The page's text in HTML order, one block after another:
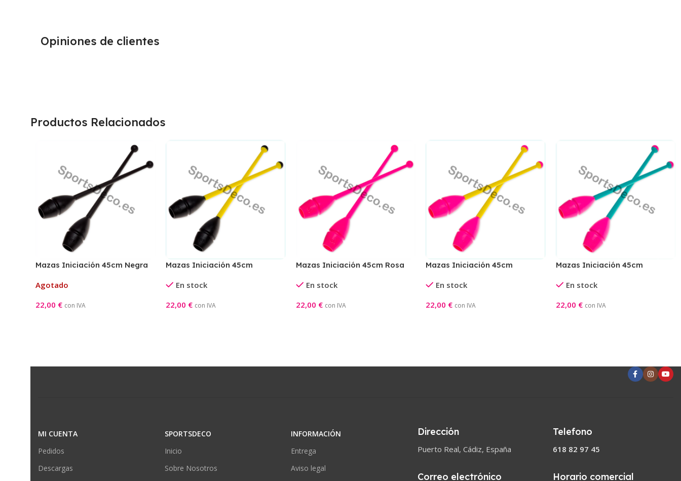
Opiniones de clientes
Productos Relacionados
Mazas Iniciación 45cm Negra
Agotado
22,00 € con IVA
Mazas Iniciación 45cm
En stock
22,00 € con IVA
Mazas Iniciación 45cm Rosa
En stock
22,00 € con IVA
Mazas Iniciación 45cm
En stock
22,00 € con IVA
Mazas Iniciación 45cm
En stock
22,00 € con IVA
MI CUENTA
Pedidos
Descargas
SPORTSDECO
Inicio
Sobre Nosotros
INFORMACIÓN
Entrega
Aviso legal
Dirección
Puerto Real, Cádiz, España
Correo electrónico
Telefono
618 82 97 45
Horario comercial